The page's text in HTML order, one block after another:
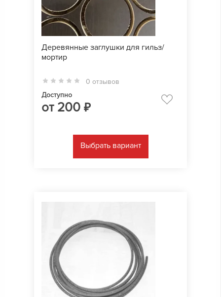
Деревянные заглушки для гильз/
мортир
0 отзывов
Доступно
от 200 ₽
Выбрать вариант